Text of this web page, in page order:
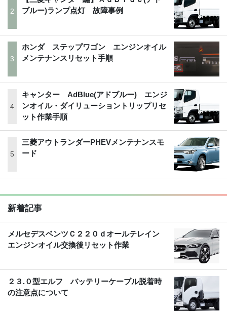
ブルー)ランプ点灯 故障事例
ホンダ ステップワゴン エンジンオイル
メンテナンスリセット手順
キャンター AdBlue(アドブルー) エンジ
ンオイル・ダイリューショントリップリセ
ット作業手順
三菱アウトランダーPHEVメンテナンスモ
ード
新着記事
メルセデスベンツＣ２２０ｄオールテレイン
エンジンオイル交換後リセット作業
２３.０型エルフ バッテリーケーブル脱着時
の注意点について